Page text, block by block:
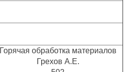
Горячая обработка материалов
Грехов А.Е.